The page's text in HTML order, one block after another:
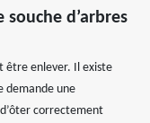
d’arbres
être enlever. Il existe
demande une
correctement